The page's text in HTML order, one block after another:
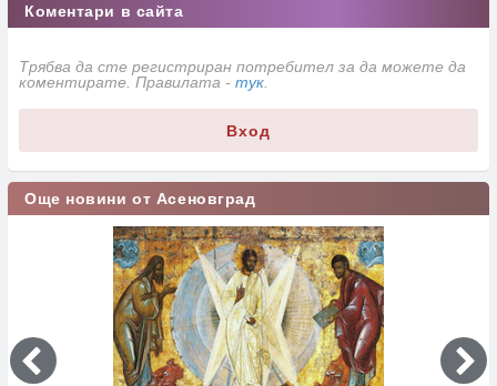
Коментари в сайта
Трябва да сте регистриран потребител за да можете да
коментирате. Правилата - тук
Вход
Още новини от Асеновград